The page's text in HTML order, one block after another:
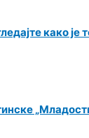
како је